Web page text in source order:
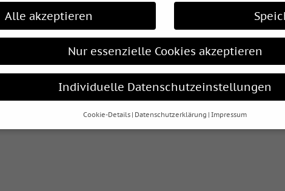
Alle akzeptieren
Nur essenzielle Cookies akzeptieren
Individuelle Datenschutzeinstellungen
Cookie-Details Datenschutzerklärung Impressum
Datenschutzeinstellungen